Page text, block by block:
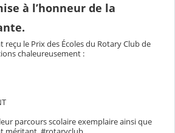
à l’honneur de la
reçu le Prix des Écoles du Rotary Club de
chaleureusement :
parcours scolaire exemplaire ainsi que